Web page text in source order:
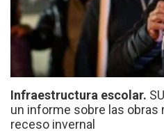
Infraestructura escolar.
un informe sobre las obras
receso invernal